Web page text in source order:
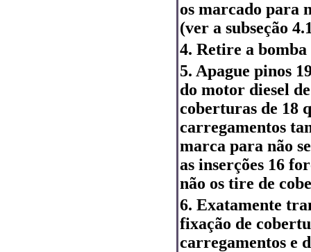
os marcado para
(ver a subseção
4. Retire a bomba
5. Apague pinos
do motor diesel
coberturas de 18
carregamentos
marca para não
as inserções 16
não os tire de
6. Exatamente
fixação de
carregamentos e